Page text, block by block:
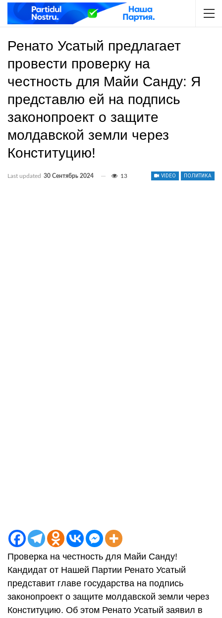
Ренато Усатый предлагает
провести проверку на
честность для Майи Санду: Я
представлю ей на подпись
законопроект о защите
молдавской земли через
Конституцию!
VIDEO ПОЛИТИКА
Last updated 30 Сентябрь 2024 13
Проверка на честность для Майи Санду!
Кандидат от Нашей Партии Ренато Усатый
представит главе государства на подпись
законопроект о защите молдавской земли через
Конституцию. Об этом Ренато Усатый заявил в